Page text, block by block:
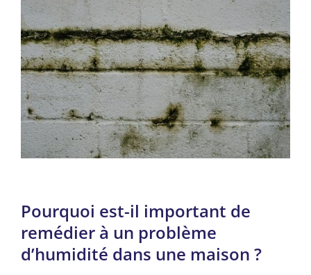
Pourquoi est-il important de
remédier à un problème
d’humidité dans une maison ?